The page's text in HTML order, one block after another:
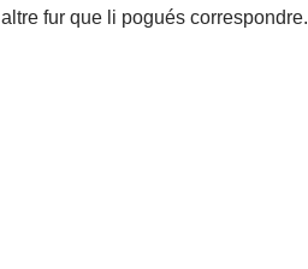
altre fur que li pogués correspondre.